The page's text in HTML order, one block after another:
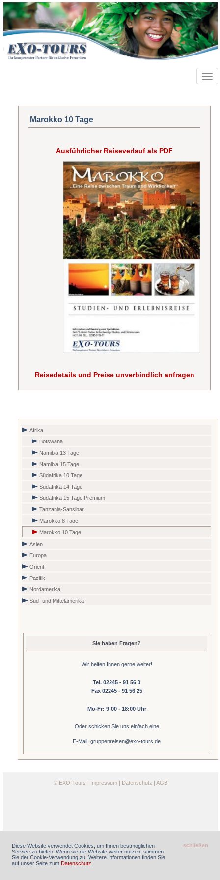
Marokko 10 Tage
Ausführlicher Reiseverlauf als PDF
Reisedetails und Preise unverbindlich anfragen
Afrika
Botswana
Namibia 13 Tage
Namibia 15 Tage
Südafrika 10 Tage
Südafrika 14 Tage
Südafrika 15 Tage Premium
Tanzania-Sansibar
Marokko 8 Tage
Marokko 10 Tage
Asien
Europa
Orient
Pazifik
Nordamerika
Süd- und Mittelamerika
Sie haben Fragen?
Wir helfen Ihnen gerne weiter!
Tel. 02245 - 91 56 0
Fax 02245 - 91 56 25
Mo-Fr: 9:00 - 18:00 Uhr
Oder schicken Sie uns einfach eine
E-Mail: gruppenreisen@exo-tours.de
© EXO-Tours Impressum Datenschutz AGB
schließen
Diese Website verwendet Cookies, um Ihnen bestmöglichen
Service zu bieten. Wenn sie die Website weiter nutzen, stimmen
Sie der Cookie-Verwendung zu. Weitere Informationen finden Sie
auf unser Seite zum Datenschutz